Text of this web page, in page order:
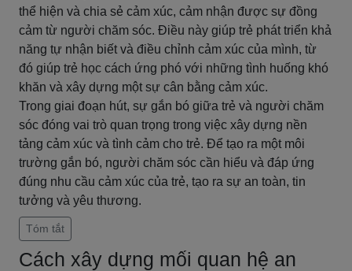
thể hiện và chia sẻ cảm xúc, cảm nhận được sự đồng
cảm từ người chăm sóc. Điều này giúp trẻ phát triển khả
năng tự nhận biết và điều chỉnh cảm xúc của mình, từ
đó giúp trẻ học cách ứng phó với những tình huống khó
khăn và xây dựng một sự cân bằng cảm xúc.
Trong giai đoạn hút, sự gắn bó giữa trẻ và người chăm
sóc đóng vai trò quan trọng trong việc xây dựng nền
tảng cảm xúc và tình cảm cho trẻ. Để tạo ra một môi
trường gắn bó, người chăm sóc cần hiểu và đáp ứng
đúng nhu cầu cảm xúc của trẻ, tạo ra sự an toàn, tin
tưởng và yêu thương.
Tóm tắt
Cách xây dựng mối quan hệ an